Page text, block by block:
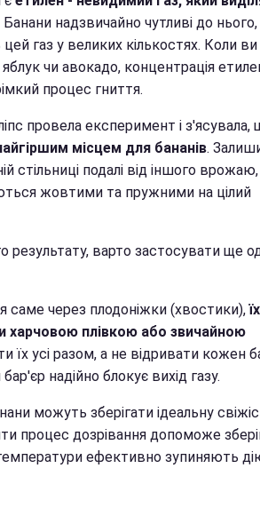
Банани надзвичайно чутливі до
газ у великих кількостях. Коли ви
яблук чи авокадо, концентрація
процес гниття.
провела експеримент і з'ясувала,
місцем для бананів.
стільниці подалі від іншого
жовтими та пружними на цілий
результату, варто застосувати ще
саме через плодоніжки (хвостики),їх
харчовою плівкою або звичайною
їх усі разом, а не відривати кожен
надійно блокує вихід газу.
можуть зберігати ідеальну
процес дозрівання допоможе
ефективно зупиняють